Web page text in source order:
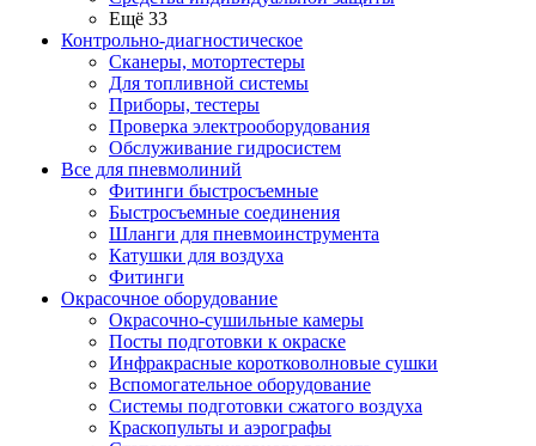
Ещё 33
Контрольно-диагностическое
Сканеры, мотортестеры
Для топливной системы
Приборы, тестеры
Проверка электрооборудования
Обслуживание гидросистем
Все для пневмолиний
Фитинги быстросъемные
Быстросъемные соединения
Шланги для пневмоинструмента
Катушки для воздуха
Фитинги
Окрасочное оборудование
Окрасочно-сушильные камеры
Посты подготовки к окраске
Инфракрасные коротковолновые сушки
Вспомогательное оборудование
Системы подготовки сжатого воздуха
Краскопульты и аэрографы